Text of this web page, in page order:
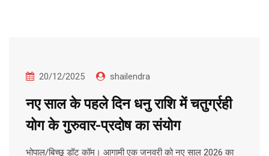
20/12/2025 shailendra
नए साल के पहले दिन धनु राशि में चतुर्ग्रही
योग के गुरुवार-प्रदोष का संयोग
भोपाल/बिच्छू डॉट कॉम। आगामी एक जनवरी को नए साल 2026 का